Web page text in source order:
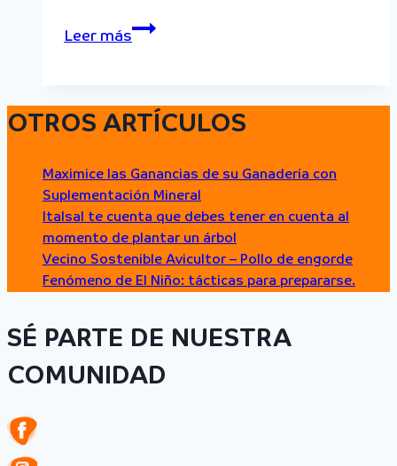
Leer más
Fenómeno
tácticas
prepararse.
OTROS ARTÍCULOS
Maximice las Ganancias de su Ganadería con
Suplementación Mineral
Italsal te cuenta que debes tener en cuenta al
momento de plantar un árbol
Vecino Sostenible Avicultor – Pollo de engorde
Fenómeno de El Niño: tácticas para prepararse.
SÉ PARTE DE NUESTRA
COMUNIDAD